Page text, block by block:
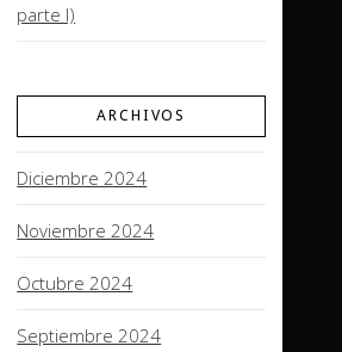
parte I)
ARCHIVOS
Diciembre 2024
Noviembre 2024
Octubre 2024
Septiembre 2024